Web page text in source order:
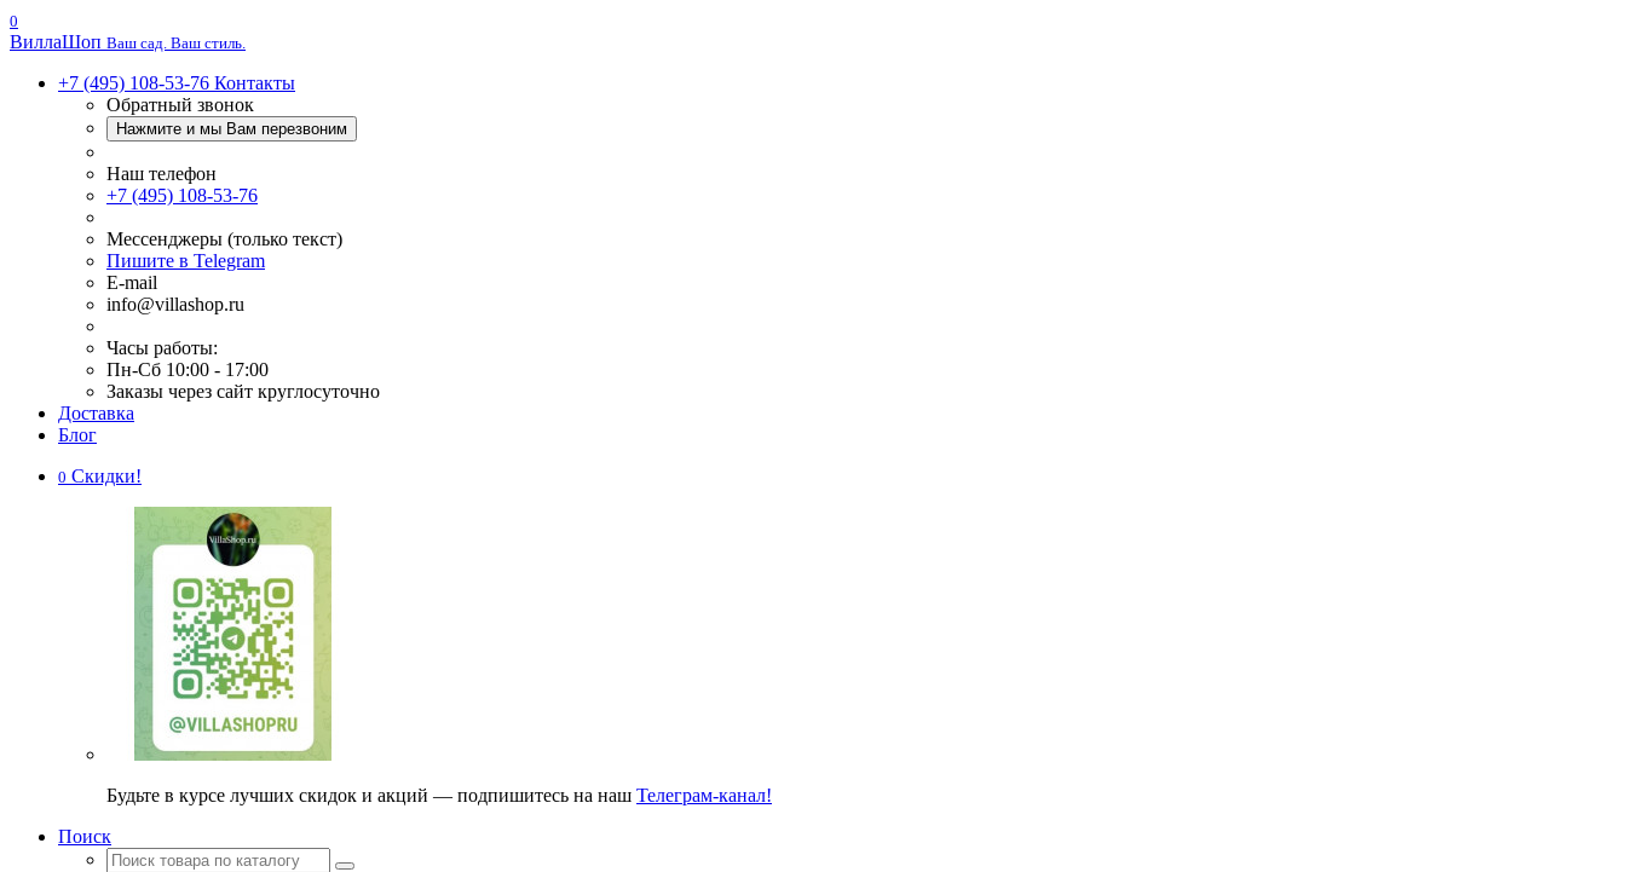
0
ВиллаШоп Ваш сад. Ваш стиль.
+7 (495) 108-53-76 Контакты
Обратный звонок
Нажмите и мы Вам перезвоним
Наш телефон
+7 (495) 108-53-76
Мессенджеры (только текст)
Пишите в Telegram
E-mail
info@villashop.ru
Часы работы:
Пн-Сб 10:00 - 17:00
Заказы через сайт круглосуточно
Доставка
Блог
0 Скидки!
Будьте в курсе лучших скидок и акций — подпишитесь на наш Телеграм-канал!
Поиск